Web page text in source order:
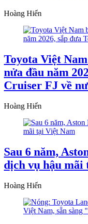
Hoàng Hiển
Toyota Việt
nửa đầu năm
Cruiser FJ về
Hoàng Hiển
Sau 6 năm,
dịch vụ hậu mãi
Hoàng Hiển